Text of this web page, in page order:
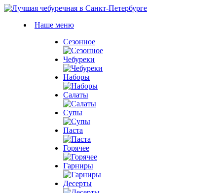
Наше меню
Сезонное
Чебуреки
Наборы
Салаты
Супы
Паста
Горячее
Гарниры
Десерты